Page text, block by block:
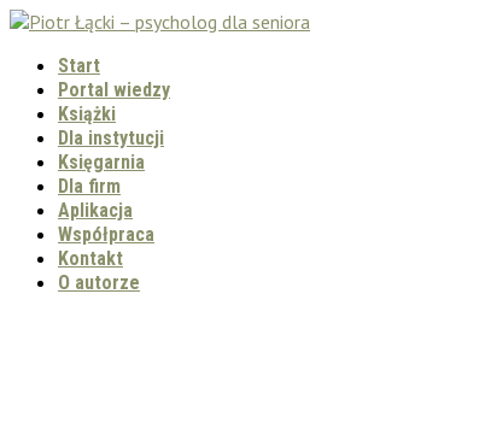
Start
Portal wiedzy
Książki
Dla instytucji
Księgarnia
Dla firm
Aplikacja
Współpraca
Kontakt
O autorze